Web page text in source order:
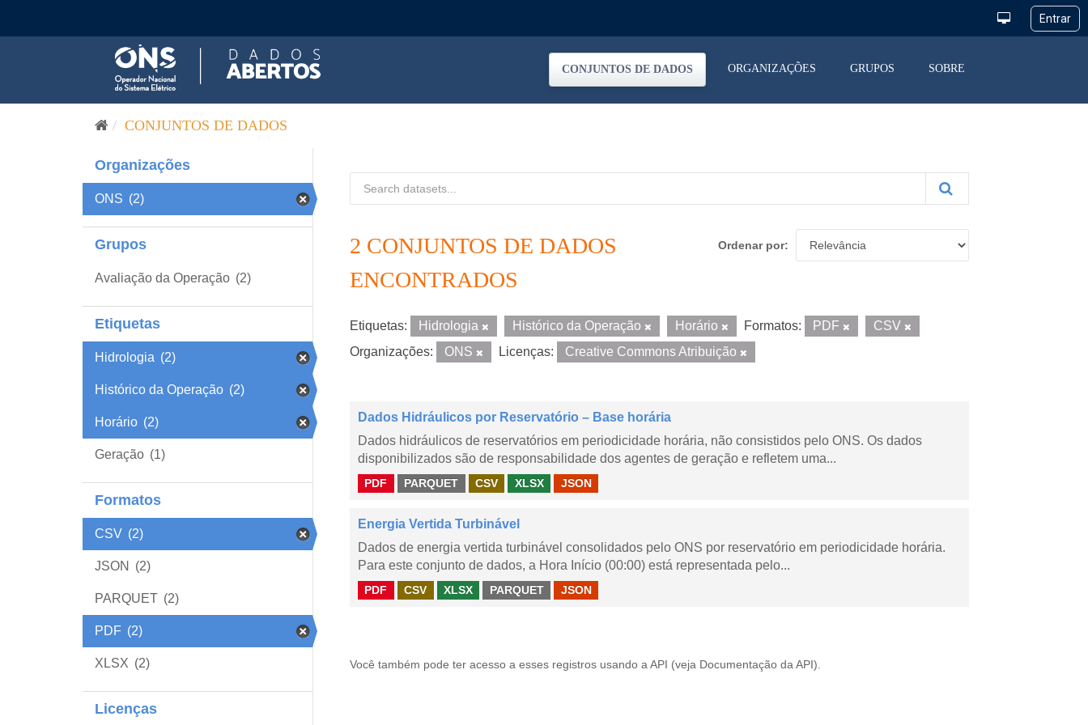
CONJUNTOS DE DADOS ORGANIZAÇÕES GRUPOS SOBRE
CONJUNTOS DE DADOS
Organizações
ONS (2)
Grupos
Avaliação da Operação (2)
Etiquetas
Hidrologia (2)
Histórico da Operação (2)
Horário (2)
Geração (1)
Formatos
CSV (2)
JSON (2)
PARQUET (2)
PDF (2)
XLSX (2)
Licenças
Ordenar por
2 CONJUNTOS DE DADOS
ENCONTRADOS
Etiquetas: Hidrologia Histórico da Operação Horário Formatos: PDF
CSV
Organizações:
ONS Licenças: Creative Commons Atribuição
Dados Hidráulicos por Reservatório – Base horária
Dados hidráulicos de reservatórios em periodicidade horária, não consistidos pelo ONS. Os dados
disponibilizados são de responsabilidade dos agentes de geração e refletem uma...
PDF PARQUET CSV XLSX JSON
Energia Vertida Turbinável
Dados de energia vertida turbinável consolidados pelo ONS por reservatório em periodicidade horária.
Para este conjunto de dados, a Hora Início (00:00) está representada pelo...
PDF CSV XLSX PARQUET JSON
Você também pode ter acesso a esses registros usando a API (veja Documentação da API ).